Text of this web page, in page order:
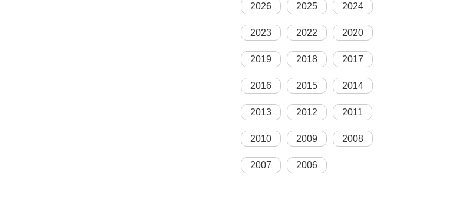
2026 2025 2024
2023 2022 2020
2019 2018 2017
2016 2015 2014
2013 2012 2011
2010 2009 2008
2007 2006